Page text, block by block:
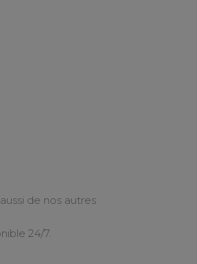
de nos autres
24/7.